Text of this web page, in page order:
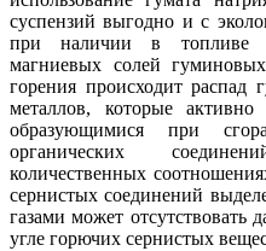
суспензий выгодно и с
при наличии в топливе
магниевых солей
горения происходит распад
металлов, которые
образующимися при
органических
количественных
сернистых соединений
газами может
угле горючих сернистых